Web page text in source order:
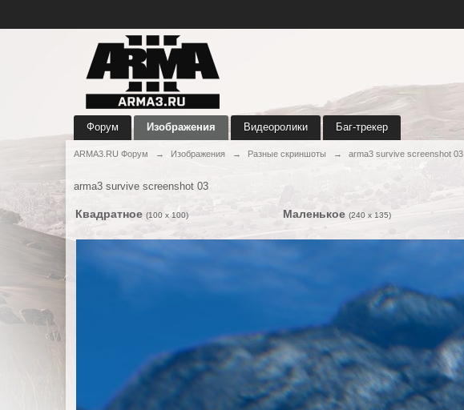
Форум Изображения Видеоролики Баг-трекер
ARMA3.RU Форум → Изображения → Разные скриншоты → arma3 survive screenshot 03
arma3 survive screenshot 03
Квадратное (100 x 100) Маленькое (240 x 135)